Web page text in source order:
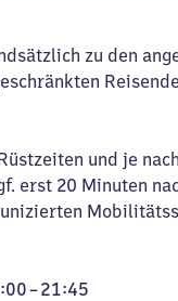
zu den
und je
erst 20 Minuten
–21:45